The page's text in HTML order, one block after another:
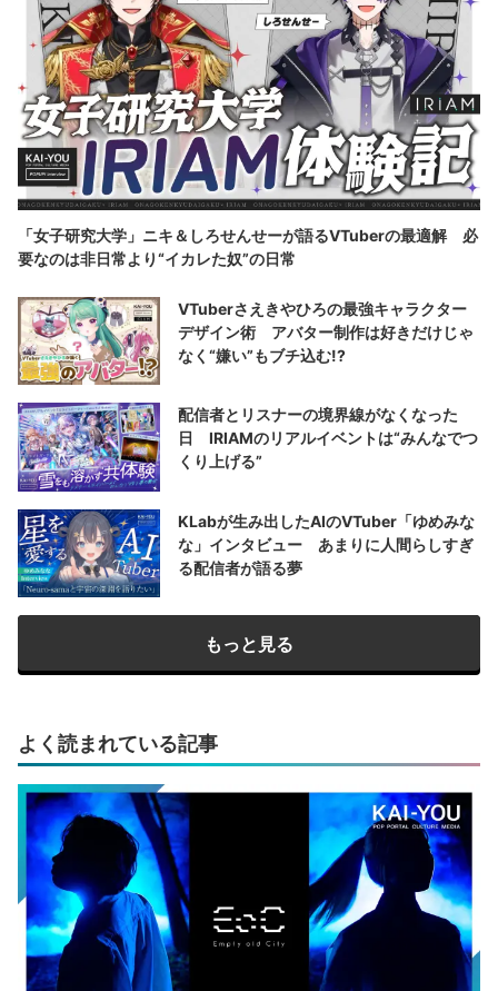
「女子研究大学」ニキ＆しろせんせーが語るVTuberの最適解 必
要なのは非日常より“イカレた奴”の日常
VTuberさえきやひろの最強キャラクター
デザイン術 アバター制作は好きだけじゃ
なく“嫌い”もブチ込む!?
配信者とリスナーの境界線がなくなった
日 IRIAMのリアルイベントは“みんなでつ
くり上げる”
KLabが生み出したAIのVTuber「ゆめみな
な」インタビュー あまりに人間らしすぎ
る配信者が語る夢
もっと見る
よく読まれている記事